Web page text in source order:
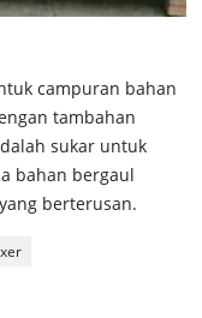
campuran bahan
tambahan
sukar untuk
bahan bergaul
berterusan.